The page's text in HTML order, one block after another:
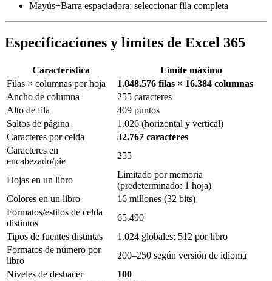
Mayús+Barra espaciadora: seleccionar fila completa
Especificaciones y límites de Excel 365
Característica
Límite máximo
Filas × columnas por hoja
1.048.576 filas × 16.384 columnas
Ancho de columna
255 caracteres
Alto de fila
409 puntos
Saltos de página
1.026 (horizontal y vertical)
Caracteres por celda
32.767 caracteres
Caracteres en
encabezado/pie
255
Hojas en un libro
Limitado por memoria
(predeterminado: 1 hoja)
Colores en un libro
16 millones (32 bits)
Formatos/estilos de celda
distintos
65.490
Tipos de fuentes distintas
1.024 globales; 512 por libro
Formatos de número por
libro
200–250 según versión de idioma
Niveles de deshacer
100